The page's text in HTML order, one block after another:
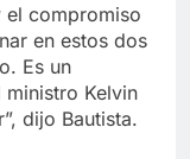
el compromiso
en estos dos
Es un
Kelvin
dijo Bautista.